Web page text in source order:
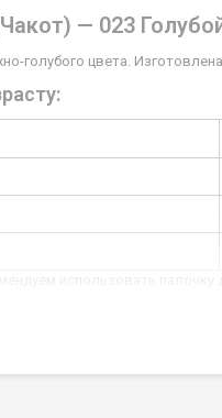
— 023
голубого цвета.